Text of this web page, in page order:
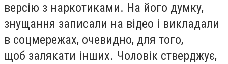
версію з наркотиками. На його думку,
знущання записали на відео і викладали
в соцмережах, очевидно, для того,
щоб залякати інших. Чоловік стверджує,